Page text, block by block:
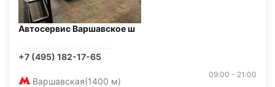
Автосервис Варшавское ш
+7 (495) 182-17-65
Варшавская(1400 м)
09:00 - 21:00